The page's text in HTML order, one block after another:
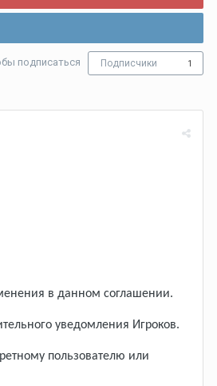
подписаться Подписчики 1
в данном соглашении.
уведомления Игроков.
пользователю или